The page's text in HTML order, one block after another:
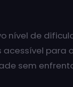
nível de
acessível para
sem